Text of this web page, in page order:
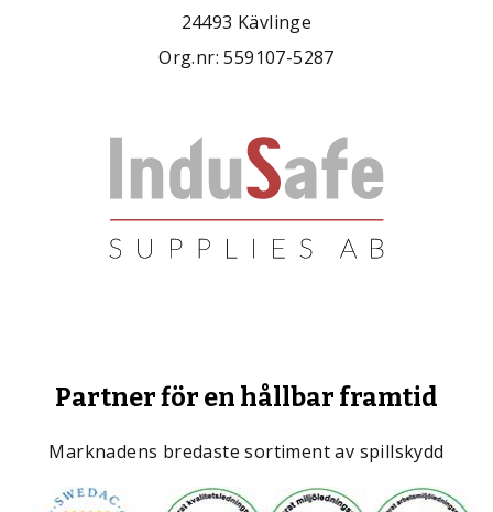
24493 Kävlinge
Org.nr: 559107-5287
Partner för en hållbar framtid
Marknadens bredaste sortiment av spillskydd